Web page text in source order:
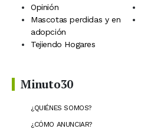
Opinión
Mascotas perdidas y en
adopción
Tejiendo Hogares
Minuto30
¿QUIÉNES SOMOS?
¿CÓMO ANUNCIAR?